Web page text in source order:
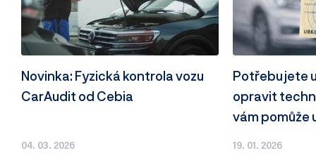
04. 03. 2026
Novinka: Fyzická kontrola vozu
CarAudit od Cebia
19. 01. 2026
Potřebujete
opravit
vám pomůže